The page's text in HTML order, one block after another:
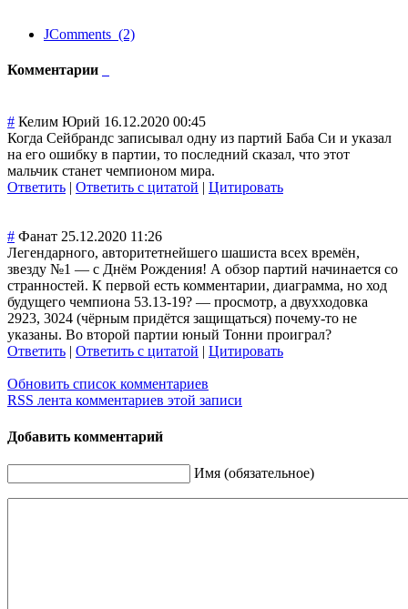
JComments (2)
Комментарии
# Келим Юрий 16.12.2020 00:45
Когда Сейбрандс записывал одну из партий Баба Си и указал
на его ошибку в партии, то последний сказал, что этот
мальчик станет чемпионом мира.
Ответить
Ответить с цитатой Цитировать
# Фанат 25.12.2020 11:26
Легендарного, авторитетнейшего шашиста всех времён,
звезду №1 — с Днём Рождения! А обзор партий начинается со
странностей. К первой есть комментарии, диаграмма, но ход
будущего чемпиона 53.13-19? — просмотр, а двухходовка
2923, 3024 (чёрным придётся защищаться) почему-то не
указаны. Во второй партии юный Тонни проиграл?
Ответить
Ответить с цитатой Цитировать
Обновить список комментариев
RSS лента комментариев этой записи
Добавить комментарий
Имя (обязательное)